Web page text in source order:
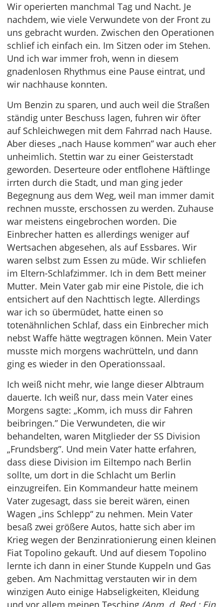
Wir operierten manchmal Tag und Nacht. Je
nachdem, wie viele Verwundete von der Front zu
uns gebracht wurden. Zwischen den Operationen
schlief ich einfach ein. Im Sitzen oder im Stehen.
Und ich war immer froh, wenn in diesem
gnadenlosen Rhythmus eine Pause eintrat, und
wir nachhause konnten.
Um Benzin zu sparen, und auch weil die Straßen
ständig unter Beschuss lagen, fuhren wir öfter
auf Schleichwegen mit dem Fahrrad nach Hause.
Aber dieses „nach Hause kommen” war auch eher
unheimlich. Stettin war zu einer Geisterstadt
geworden. Deserteure oder entflohene Häftlinge
irrten durch die Stadt, und man ging jeder
Begegnung aus dem Weg, weil man immer damit
rechnen musste, erschossen zu werden. Zuhause
war meistens eingebrochen worden. Die
Einbrecher hatten es allerdings weniger auf
Wertsachen abgesehen, als auf Essbares. Wir
waren selbst zum Essen zu müde. Wir schliefen
im Eltern-Schlafzimmer. Ich in dem Bett meiner
Mutter. Mein Vater gab mir eine Pistole, die ich
entsichert auf den Nachttisch legte. Allerdings
war ich so übermüdet, hatte einen so
totenähnlichen Schlaf, dass ein Einbrecher mich
nebst Waffe hätte wegtragen können. Mein Vater
musste mich morgens wachrütteln, und dann
ging es wieder in den Operationssaal.
Ich weiß nicht mehr, wie lange dieser Albtraum
dauerte. Ich weiß nur, dass mein Vater eines
Morgens sagte: „Komm, ich muss dir Fahren
beibringen.” Die Verwundeten, die wir
behandelten, waren Mitglieder der SS Division
„Frundsberg”. Und mein Vater hatte erfahren,
dass diese Division im Eiltempo nach Berlin
sollte, um dort in die Schlacht um Berlin
einzugreifen. Ein Kommandeur hatte meinem
Vater zugesagt, dass sie bereit wären, einen
Wagen „ins Schlepp“ zu nehmen. Mein Vater
besaß zwei größere Autos, hatte sich aber im
Krieg wegen der Benzinrationierung einen kleinen
Fiat Topolino gekauft. Und auf diesem Topolino
lernte ich dann in einer Stunde Kuppeln und Gas
geben. Am Nachmittag verstauten wir in dem
winzigen Auto einige Habseligkeiten, Kleidung
und vor allem meinen Tesching (Anm. d. Red.: Ein